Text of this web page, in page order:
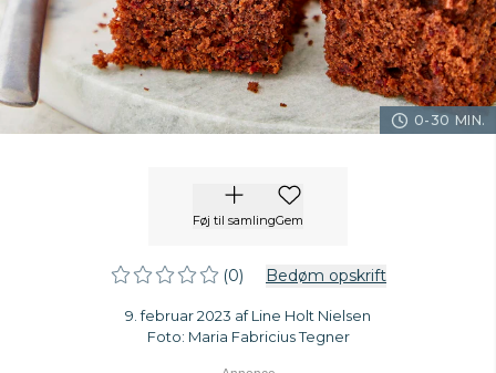
0-30 MIN.
Føj til samlingGem
(0) Bedøm opskrift
9. februar 2023 af Line Holt Nielsen
Foto: Maria Fabricius Tegner